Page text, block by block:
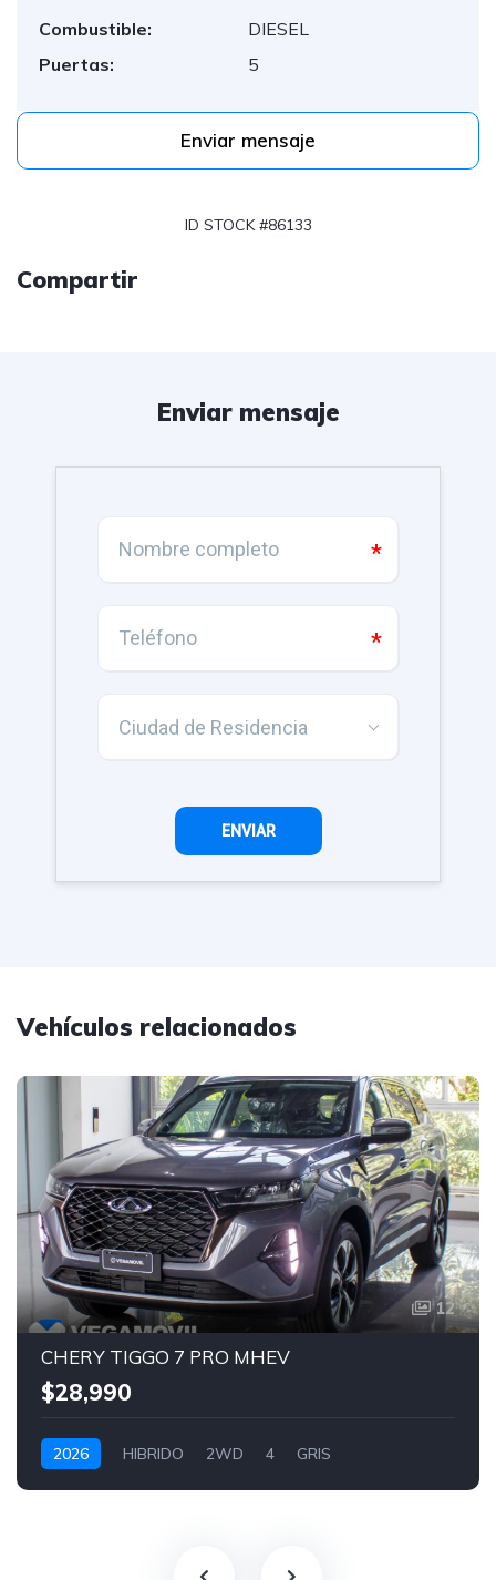
Combustible:
DIESEL
Puertas:
5
Enviar mensaje
ID STOCK #86133
Compartir
Enviar mensaje
Vehículos relacionados
12
CHERY TIGGO 7 PRO MHEV
$28,990
2026 HIBRIDO 2WD 4 GRIS